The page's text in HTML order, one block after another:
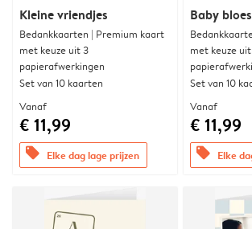
Kleine vriendjes
Bedankkaarten | Premium kaart
met keuze uit 3
papierafwerkingen
Set van 10 kaarten
Vanaf
€ 11,99
offers Elke dag lage prijzen
Baby
met keuze
Set van 10
Vanaf
€ 11,99
offers Elke